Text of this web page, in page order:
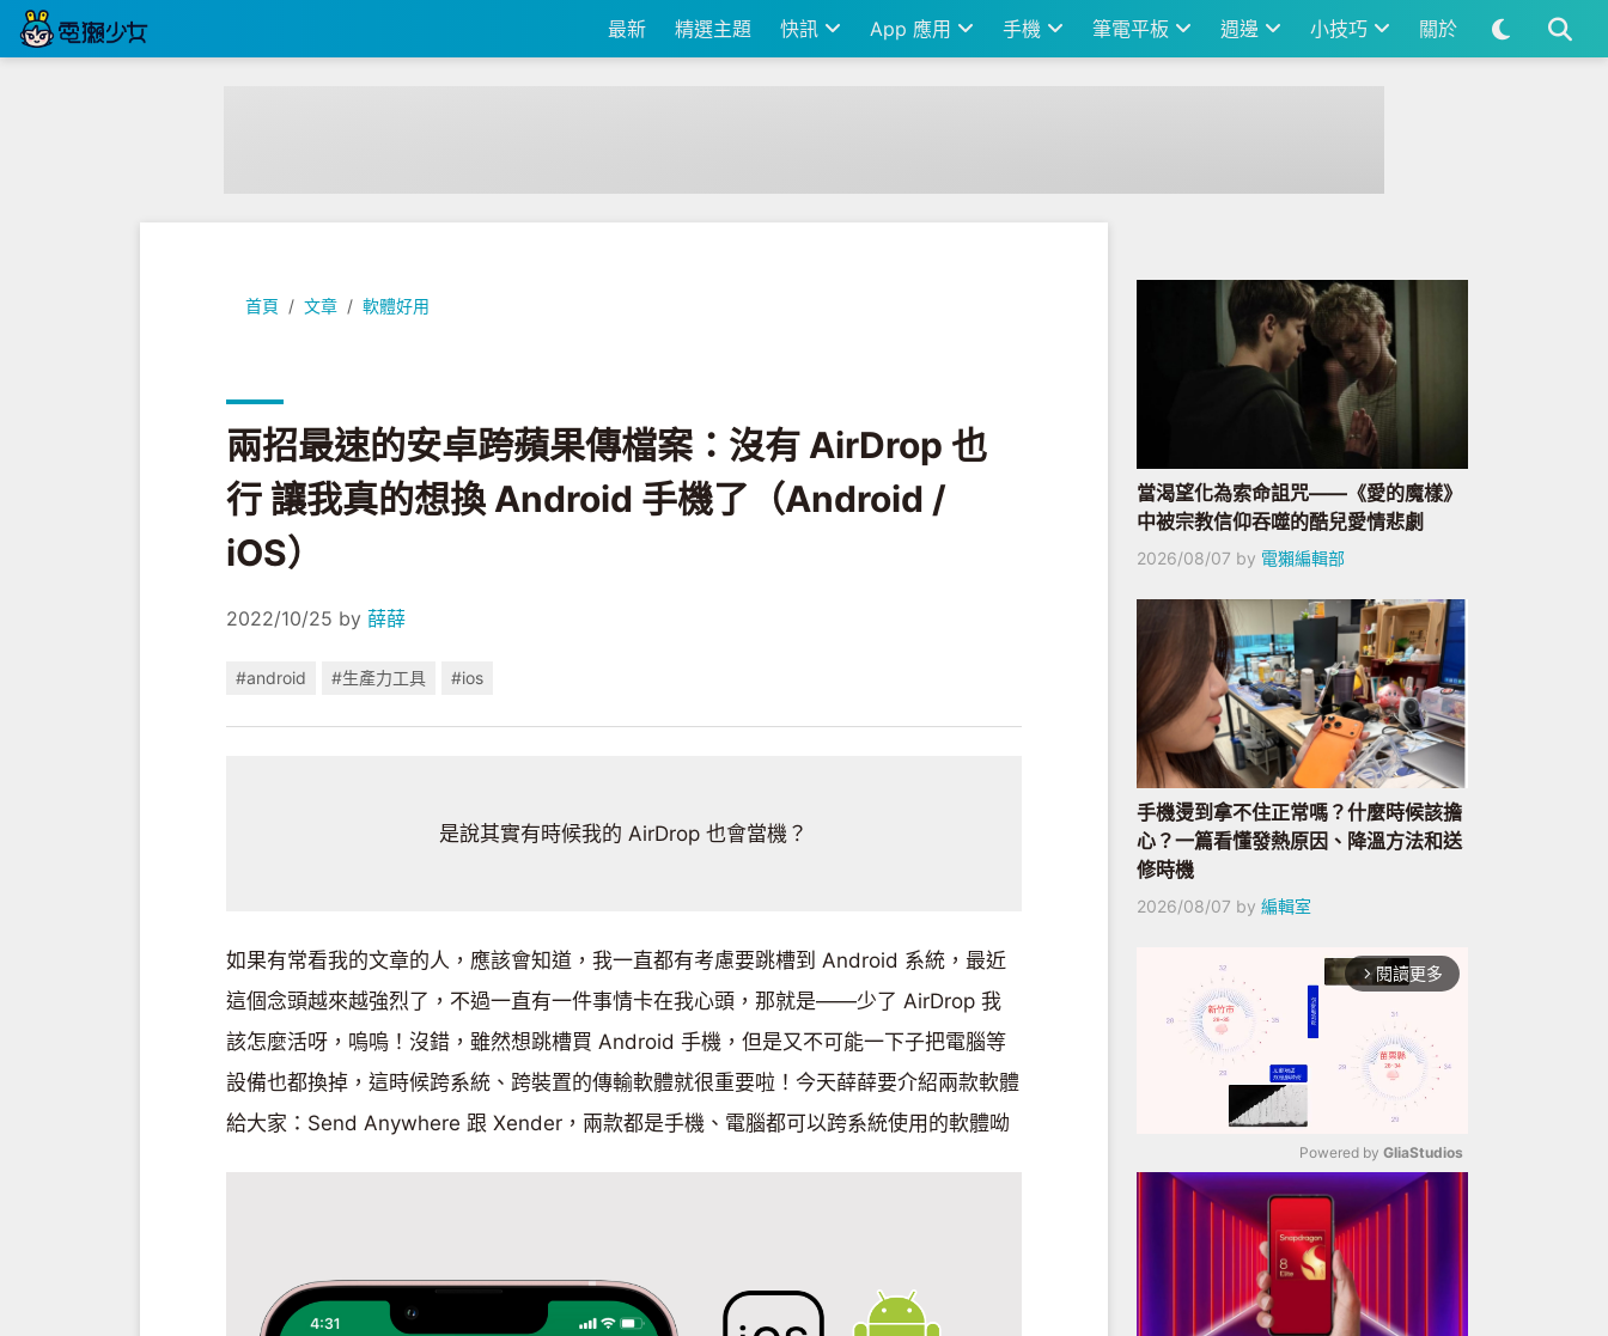
最新 精選主題 快訊 App 應用 手機 筆電平板 週邊 小技巧 關於
首頁 文章 軟體好用
兩招最速的安卓跨蘋果傳檔案：沒有 AirDrop 也行 讓我真的想換 Android 手機了（Android / iOS）
兩招最速的安卓跨蘋果傳檔案：沒有 AirDrop 也
行 讓我真的想換 Android 手機了（Android /
iOS）
2022/10/25 by 薛薛
#android #生產力工具 #ios
是說其實有時候我的 AirDrop 也會當機？
如果有常看我的文章的人，應該會知道，我一直都有考慮要跳槽到 Android 系統，最近
這個念頭越來越強烈了，不過一直有一件事情卡在我心頭，那就是——少了 AirDrop 我
該怎麼活呀，嗚嗚！沒錯，雖然想跳槽買 Android 手機，但是又不可能一下子把電腦等
設備也都換掉，這時候跨系統、跨裝置的傳輸軟體就很重要啦！今天薛薛要介紹兩款軟體
給大家：Send Anywhere 跟 Xender，兩款都是手機、電腦都可以跨系統使用的軟體呦
當渴望化為索命詛咒——《愛的魔樣》
中被宗教信仰吞噬的酷兒愛情悲劇
2026/08/07 by 電獺編輯部
手機燙到拿不住正常嗎？什麼時候該擔
心？一篇看懂發熱原因、降溫方法和送
修時機
2026/08/07 by 編輯室
arrow_forward_ios 閱讀更多
Mute
Powered by GliaStudios